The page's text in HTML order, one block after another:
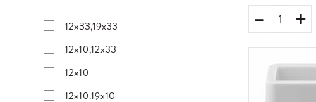
12x33,19x33
12x10,12x33
12x10
12x10.19x10